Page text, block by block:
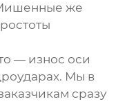
же
— износ оси
Мы в
сразу